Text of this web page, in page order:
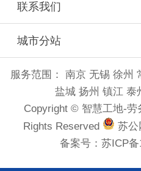
联系我们
城市分站
服务范围： 南京 无锡 徐州
盐城 扬州 镇江 泰
Copyright © 智慧工地-劳
Rights Reserved
苏公
备案号：苏ICP